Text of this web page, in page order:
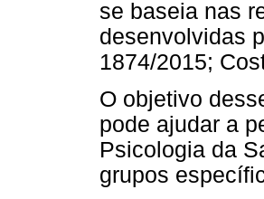
se baseia nas
desenvolvidas
1874/2015;
O objetivo
pode ajudar a
Psicologia da
grupos